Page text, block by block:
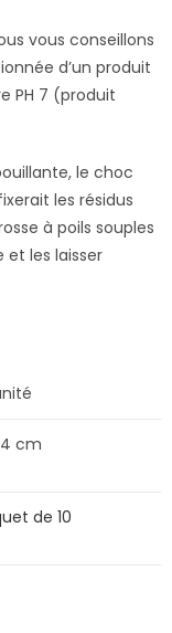
vous conseillons
d’un produit
PH 7 (produit
le choc
les résidus
à poils souples
et les laisser
cm
de 10